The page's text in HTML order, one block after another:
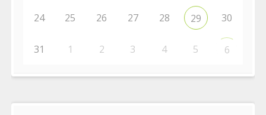
24 25 26 27 28 29 30
31 1 2 3 4 5 6